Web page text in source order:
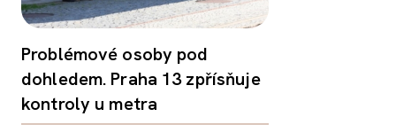
Problémové osoby pod
dohledem. Praha 13 zpřísňuje
kontroly u metra